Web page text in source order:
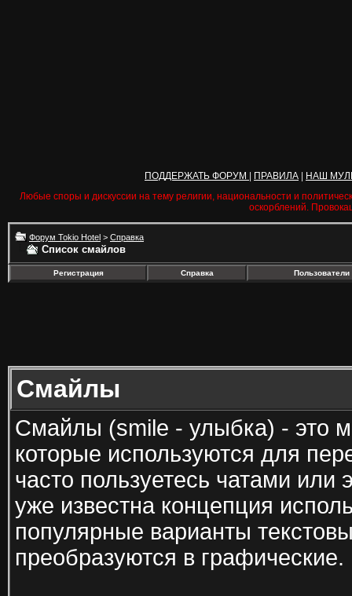
ПОДДЕРЖАТЬ ФОРУМ ПРАВИЛА
НАШ
Любые споры и дискуссии на тему религии, национальности и
оскорблений.
Форум Tokio Hotel > Справка
Список смайлов
Регистрация Справка Пользователи
Смайлы
Смайлы (smile - улыбка) - это
которые используются для
часто пользуетесь чатами или
уже известна концепция
популярные варианты
преобразуются в графические.